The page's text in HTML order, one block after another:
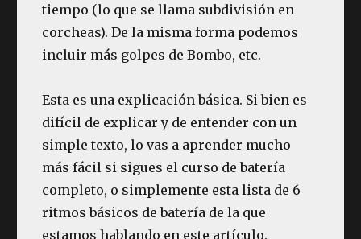
tiempo (lo que se llama subdivisión en
corcheas). De la misma forma podemos
incluir más golpes de Bombo, etc.
Esta es una explicación básica. Si bien es
difícil de explicar y de entender con un
simple texto, lo vas a aprender mucho
más fácil si sigues el curso de batería
completo, o simplemente esta lista de 6
ritmos básicos de batería de la que
estamos hablando en este artículo.